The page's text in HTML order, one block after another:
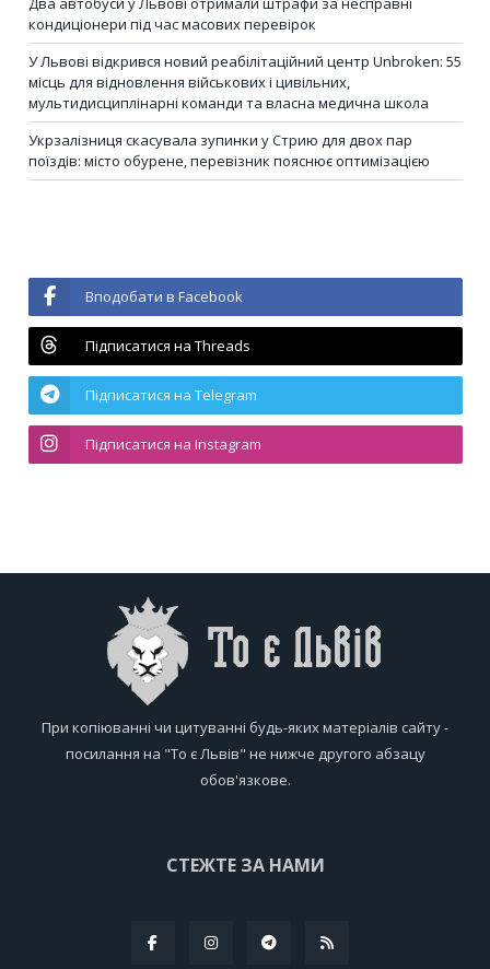
кондиціонери під час масових перевірок
У Львові відкрився новий реабілітаційний центр Unbroken: 55
місць для відновлення військових і цивільних,
мультидисциплінарні команди та власна медична школа
Укрзалізниця скасувала зупинки у Стрию для двох пар
поїздів: місто обурене, перевізник пояснює оптимізацією
Вподобати в Facebook
Підписатися на Threads
Підписатися на Telegram
Підписатися на Instagram
При копіюванні чи цитуванні будь-яких матеріалів сайту -
посилання на "То є Львів" не нижче другого абзацу
обов'язкове.
СТЕЖТЕ ЗА НАМИ